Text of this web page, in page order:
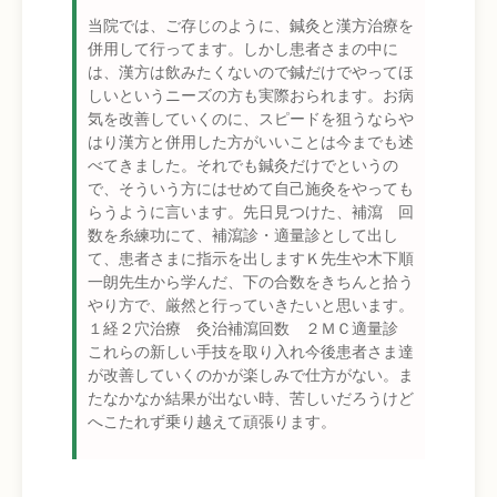
当院では、ご存じのように、鍼灸と漢方治療を
併用して行ってます。しかし患者さまの中に
は、漢方は飲みたくないので鍼だけでやってほ
しいというニーズの方も実際おられます。お病
気を改善していくのに、スピードを狙うならや
はり漢方と併用した方がいいことは今までも述
べてきました。それでも鍼灸だけでというの
で、そういう方にはせめて自己施灸をやっても
らうように言います。先日見つけた、補瀉 回
数を糸練功にて、補瀉診・適量診として出し
て、患者さまに指示を出しますＫ先生や木下順
一朗先生から学んだ、下の合数をきちんと拾う
やり方で、厳然と行っていきたいと思います。
１経２穴治療 灸治補瀉回数 ２ＭＣ適量診
これらの新しい手技を取り入れ今後患者さま達
が改善していくのかが楽しみで仕方がない。ま
たなかなか結果が出ない時、苦しいだろうけど
へこたれず乗り越えて頑張ります。